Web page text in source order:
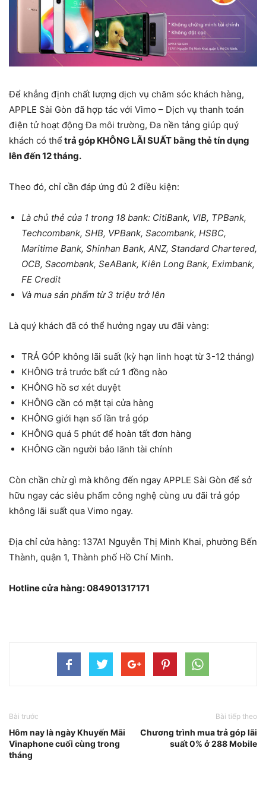
Để khẳng định chất lượng dịch vụ chăm sóc khách hàng,
APPLE Sài Gòn đã hợp tác với Vimo – Dịch vụ thanh toán
điện tử hoạt động Đa môi trường, Đa nền tảng giúp quý
khách có thểtrả góp KHÔNG LÃI SUẤT bằng thẻ tín dụng
lên đến 12 tháng.
Theo đó, chỉ cần đáp ứng đủ 2 điều kiện:
Là chủ thẻ của 1 trong 18 bank: CitiBank, VIB, TPBank,
Techcombank, SHB, VPBank, Sacombank, HSBC,
Maritime Bank, Shinhan Bank, ANZ, Standard Chartered,
OCB, Sacombank, SeABank, Kiên Long Bank, Eximbank,
FE Credit
Và mua sản phẩm từ 3 triệu trở lên
Là quý khách đã có thể hưởng ngay ưu đãi vàng:
TRẢ GÓP không lãi suất (kỳ hạn linh hoạt từ 3-12 tháng)
KHÔNG trả trước bất cứ 1 đồng nào
KHÔNG hồ sơ xét duyệt
KHÔNG cần có mặt tại cửa hàng
KHÔNG giới hạn số lần trả góp
KHÔNG quá 5 phút để hoàn tất đơn hàng
KHÔNG cần người bảo lãnh tài chính
Còn chần chừ gì mà không đến ngay APPLE Sài Gòn để sở
hữu ngay các siêu phẩm công nghệ cùng ưu đãi trả góp
không lãi suất qua Vimo ngay.
Địa chỉ cửa hàng: 137A1 Nguyễn Thị Minh Khai, phường Bến
Thành, quận 1, Thành phố Hồ Chí Minh.
Hotline cửa hàng: 084901317171
Bài trước
Hôm nay là ngày Khuyến Mãi
Vinaphone cuối cùng trong
tháng
Bài tiếp theo
Chương trình mua trả góp lãi
suất 0% ở 288 Mobile